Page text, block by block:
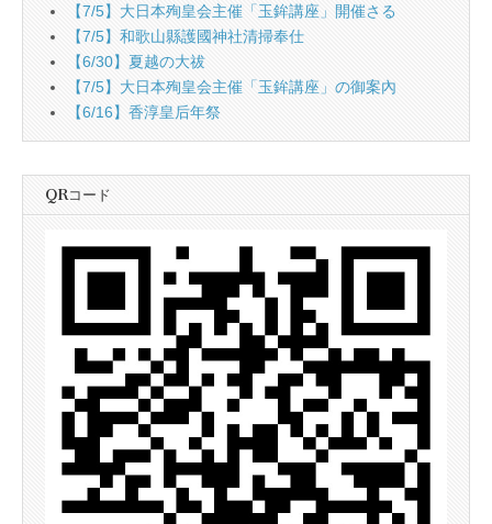
【7/5】大日本殉皇会主催「玉鉾講座」開催さる
【7/5】和歌山縣護國神社清掃奉仕
【6/30】夏越の大祓
【7/5】大日本殉皇会主催「玉鉾講座」の御案內
【6/16】香淳皇后年祭
QRコード